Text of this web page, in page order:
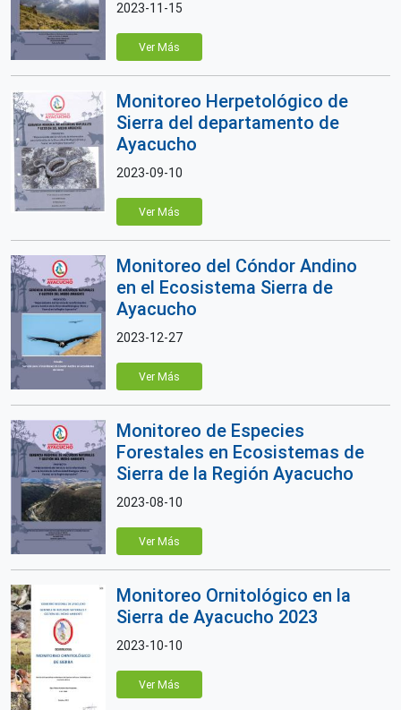
2023-11-15
Ver Más
Monitoreo Herpetológico de
Sierra del departamento de
Ayacucho
2023-09-10
Ver Más
Monitoreo del Cóndor Andino
en el Ecosistema Sierra de
Ayacucho
2023-12-27
Ver Más
Monitoreo de Especies
Forestales en Ecosistemas de
Sierra de la Región Ayacucho
2023-08-10
Ver Más
Monitoreo Ornitológico en la
Sierra de Ayacucho 2023
2023-10-10
Ver Más